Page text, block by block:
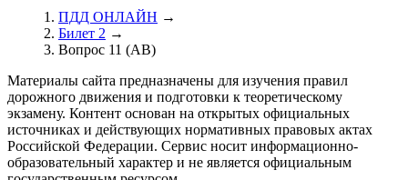
ПДД ОНЛАЙН →
Билет 2 →
Вопрос 11 (AB)
Материалы сайта предназначены для изучения правил
дорожного движения и подготовки к теоретическому
экзамену. Контент основан на открытых официальных
источниках и действующих нормативных правовых актах
Российской Федерации. Сервис носит информационно-
образовательный характер и не является официальным